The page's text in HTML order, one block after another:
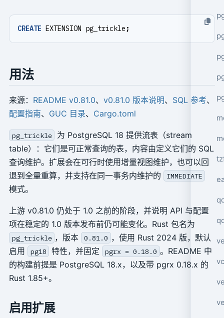
CREATE EXTENSION pg_trickle ;
用法
来源： README v0.81.0、 v0.81.0 版本说明、 SQL 参考、
配置指南、 GUC 目录、 Cargo.toml
pg_trickle
为 PostgreSQL 18 提供流表（stream
table）：它们是可正常查询的表，内容由定义它们的 SQL
查询维护。扩展会在可行时使用增量视图维护，也可以回
退到全量重算，并支持在同一事务内维护的
IMMEDIATE
模式。
上游 v0.81.0 仍处于 1.0 之前的阶段，并说明 API 与配置
项在稳定的 1.0 版本发布前仍可能变化。Rust 包名为
pg_trickle ，版本 0.81.0 ，使用 Rust 2024 版，默认
启用
pg18 特性，并固定 pgrx = 0.18.0 。README 中
的构建前提是 PostgreSQL 18.x，以及带 pgrx 0.18.x 的
Rust 1.85+。
启用扩展